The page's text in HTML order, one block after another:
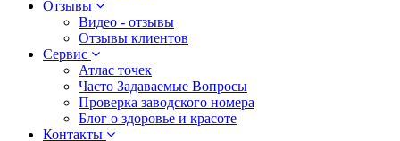
Отзывы
Видео - отзывы
Отзывы клиентов
Сервис
Атлас точек
Часто Задаваемые Вопросы
Проверка заводского номера
Блог о здоровье и красоте
Контакты